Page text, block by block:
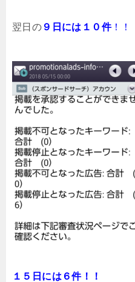
翌日の ９日には１０件！！
１５日には６件！！